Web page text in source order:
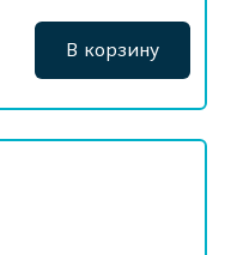
В корзину